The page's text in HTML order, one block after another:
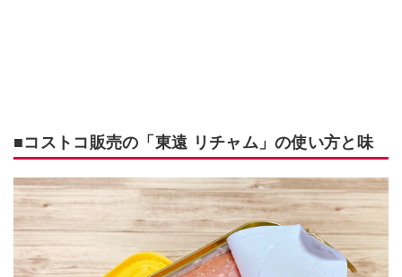
■コストコ販売の「東遠 リチャム」の使い方と味